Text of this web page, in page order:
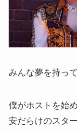
みんな夢を持っ
僕がホストを始
安だらけのスタ